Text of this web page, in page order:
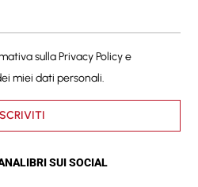
sullaPrivacy Policye
miei dati personali.
SUI SOCIAL